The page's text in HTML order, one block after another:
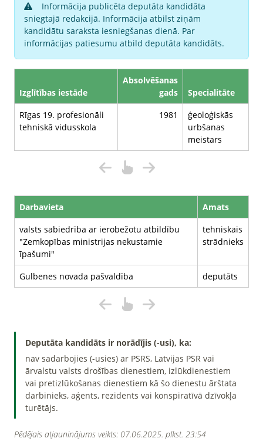
Informācija publicēta deputāta kandidāta
sniegtajā redakcijā. Informācija atbilst ziņām
kandidātu saraksta iesniegšanas dienā. Par
informācijas patiesumu atbild deputāta kandidāts.
Izglītības iestāde
Absolvēšanas
gads
Specialitāte
Rīgas 19. profesionāli
tehniskā vidusskola
1981
ģeoloģiskās
urbšanas
meistars
Darbavieta
Amats
valsts sabiedrība ar ierobežotu atbildību
"Zemkopības ministrijas nekustamie
īpašumi"
tehniskais
strādnieks
Gulbenes novada pašvaldība deputāts
Deputāta kandidāts ir norādījis (-usi), ka:
nav sadarbojies (-usies) ar PSRS, Latvijas PSR vai
ārvalstu valsts drošības dienestiem, izlūkdienestiem
vai pretizlūkošanas dienestiem kā šo dienestu ārštata
darbinieks, aģents, rezidents vai konspiratīvā dzīvokļa
turētājs.
Pēdējais atjauninājums veikts: 07.06.2025. plkst. 23:54